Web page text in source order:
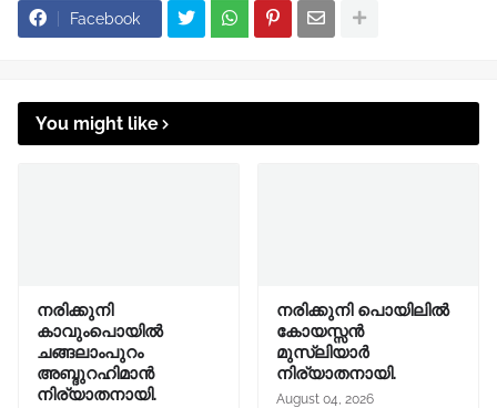
Facebook
You might like
നരിക്കുനി
കാവുംപൊയിൽ
ചങ്ങലാംപുറം
അബ്ദുറഹിമാൻ
നിര്യാതനായി.
നരിക്കുനി പൊയിലിൽ
കോയസ്സൻ
മുസ്ലിയാർ
നിര്യാതനായി.
August 04, 2026